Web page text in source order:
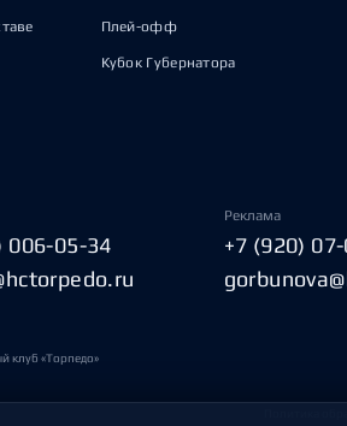
Плей-офф
Кубок Губернатора
006-05-34
Реклама
+7 (920)
клуб «Торпедо»